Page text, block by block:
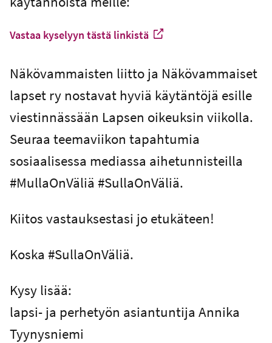
Vastaa kyselyyn tästä linkistä
Näkövammaisten liitto ja Näkövammaiset
lapset ry nostavat hyviä käytäntöjä esille
viestinnässään Lapsen oikeuksin viikolla.
Seuraa teemaviikon tapahtumia
sosiaalisessa mediassa aihetunnisteilla
#MullaOnVäliä #SullaOnVäliä.
Kiitos vastauksestasi jo etukäteen!
Koska #SullaOnVäliä.
Kysy lisää:
lapsi- ja perhetyön asiantuntija Annika
Tyynysniemi